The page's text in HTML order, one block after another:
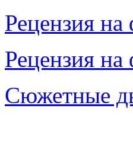
Рецензия
Рецензия
Сюжетные